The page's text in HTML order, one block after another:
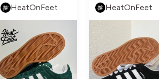
HeatOnFeet HeatOnFeet